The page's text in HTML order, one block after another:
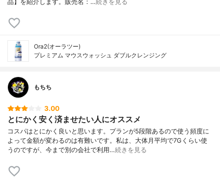
品】を紹介します。販売名：…続きを見る
Ora2(オーラツー)
プレミアム マウスウォッシュ ダブルクレンジング
もちち
3.00
とにかく安く済ませたい人にオススメ
コスパはとにかく良いと思います。プランが5段階あるので使う頻度に
よって金額が変わるのは有難いです。私は、大体月平均で7Gくらい使
うのですが、今まで別の会社で利用…続きを見る